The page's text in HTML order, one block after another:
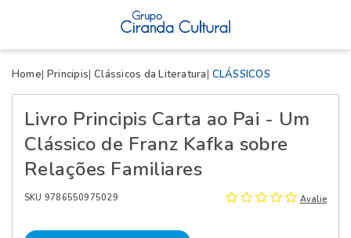
Home Principis Clássicos da Literatura CLÁSSICOS
Livro Principis Carta ao Pai - Um
Clássico de Franz Kafka sobre
Relações Familiares
SKU 9786550975029 Avalie